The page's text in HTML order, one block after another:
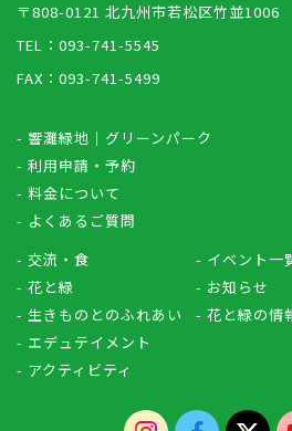
〒808-0121 北九州市若松区竹並1006
TEL：093-741-5545
FAX：093-741-5499
- 響灘緑地｜グリーンパーク
- 利用申請・予約
- 料金について
- よくあるご質問
- 交流・食
- 花と緑
- 生きものとのふれあい
- エデュテイメント
- アクティビティ
- イベント一
- お知らせ
- 花と緑の情